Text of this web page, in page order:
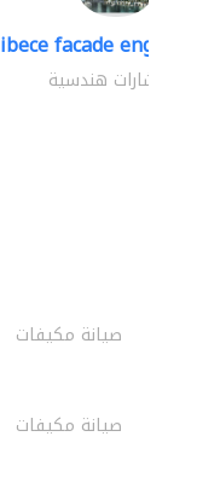
ibece facade
استشارات هندسية
صيانة مكيفات
صيانة مكيفات